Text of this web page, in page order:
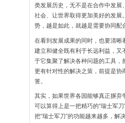
类发展历史，无不是在合作中发
社会、让世界取得更加美好的发展
势，越是如此，就越是需要协同配
在看到发展成果的同时，也要清
建立和健全既有利于长远利益，
于它集聚了解决各种问题的工具
更有针对性的解决之策，前提是
篑。
其实，如果世界各国能够真正摒
可以算得上是一把精巧的“瑞士军
把“瑞士军刀”的功能越来越多，解